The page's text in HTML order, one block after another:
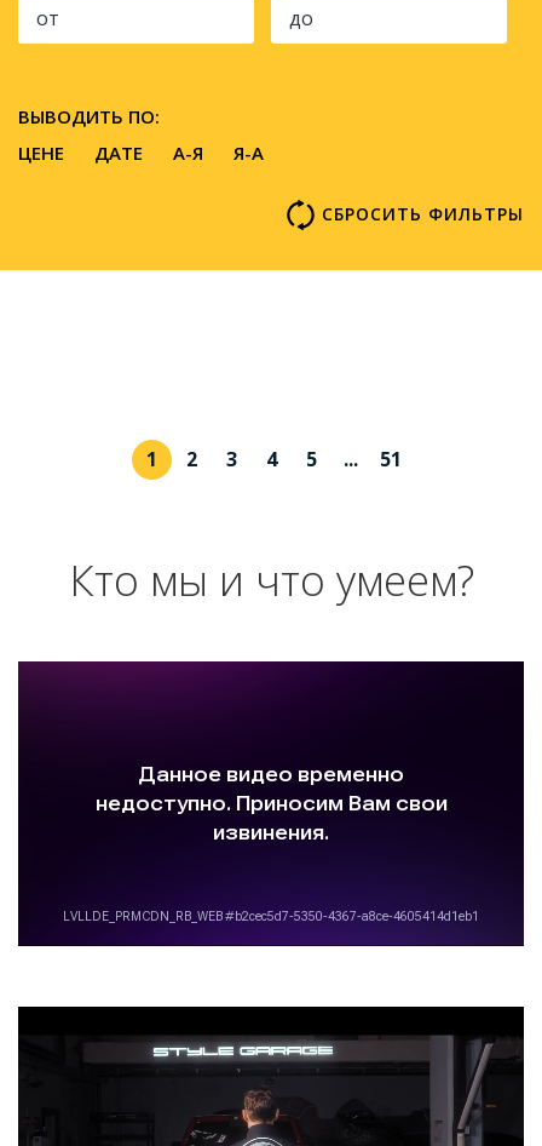
ВЫВОДИТЬ ПО:
ЦЕНЕ
ДАТЕ A-Я Я-А
СБРОСИТЬ ФИЛЬТРЫ
1 2 3 4 5 ... 51
Кто мы и что умеем?